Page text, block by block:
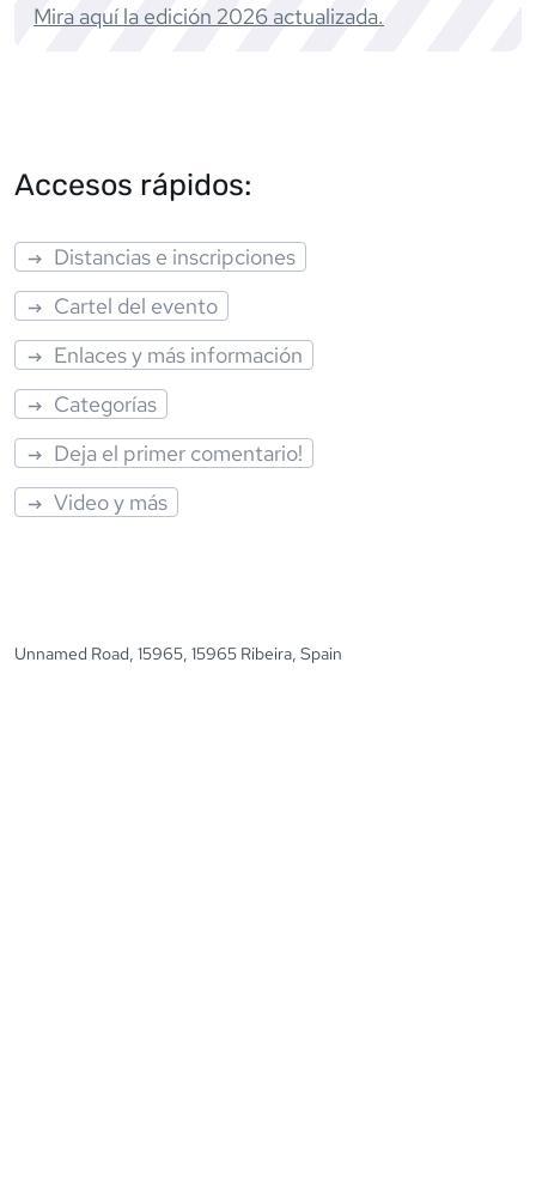
Mira aquí la edición 2026 actualizada.
Accesos rápidos:
Distancias e inscripciones
Cartel del evento
Enlaces y más información
Categorías
Deja el primer comentario!
Video y más
Unnamed Road, 15965, 15965 Ribeira, Spain